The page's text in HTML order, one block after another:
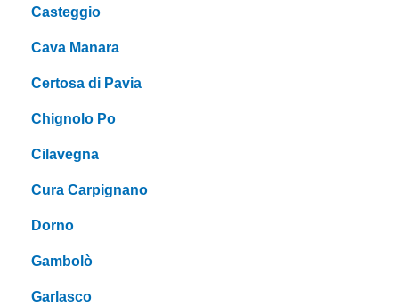
Casteggio
Cava Manara
Certosa di Pavia
Chignolo Po
Cilavegna
Cura Carpignano
Dorno
Gambolò
Garlasco